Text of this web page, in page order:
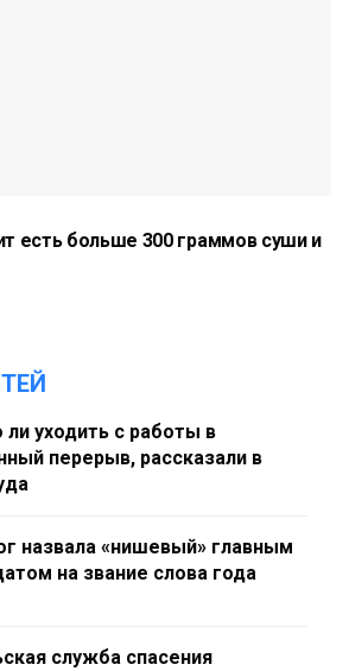
есть больше 300 граммов суши и
уходить с работы в
перерыв, рассказали в
назвала «нишевый» главным
на звание слова года
служба спасения